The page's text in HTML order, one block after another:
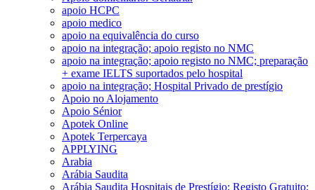
apoio HCPC
apoio medico
apoio na equivalência do curso
apoio na integração; apoio registo no NMC
apoio na integração; apoio registo no NMC; preparação
+ exame IELTS suportados pelo hospital
apoio na integração; Hospital Privado de prestígio
Apoio no Alojamento
Apoio Sénior
Apotek Online
Apotek Terpercaya
APPLYING
Arabia
Arábia Saudita
Arábia Saudita Hospitais de Prestígio; Registo Gratuito;